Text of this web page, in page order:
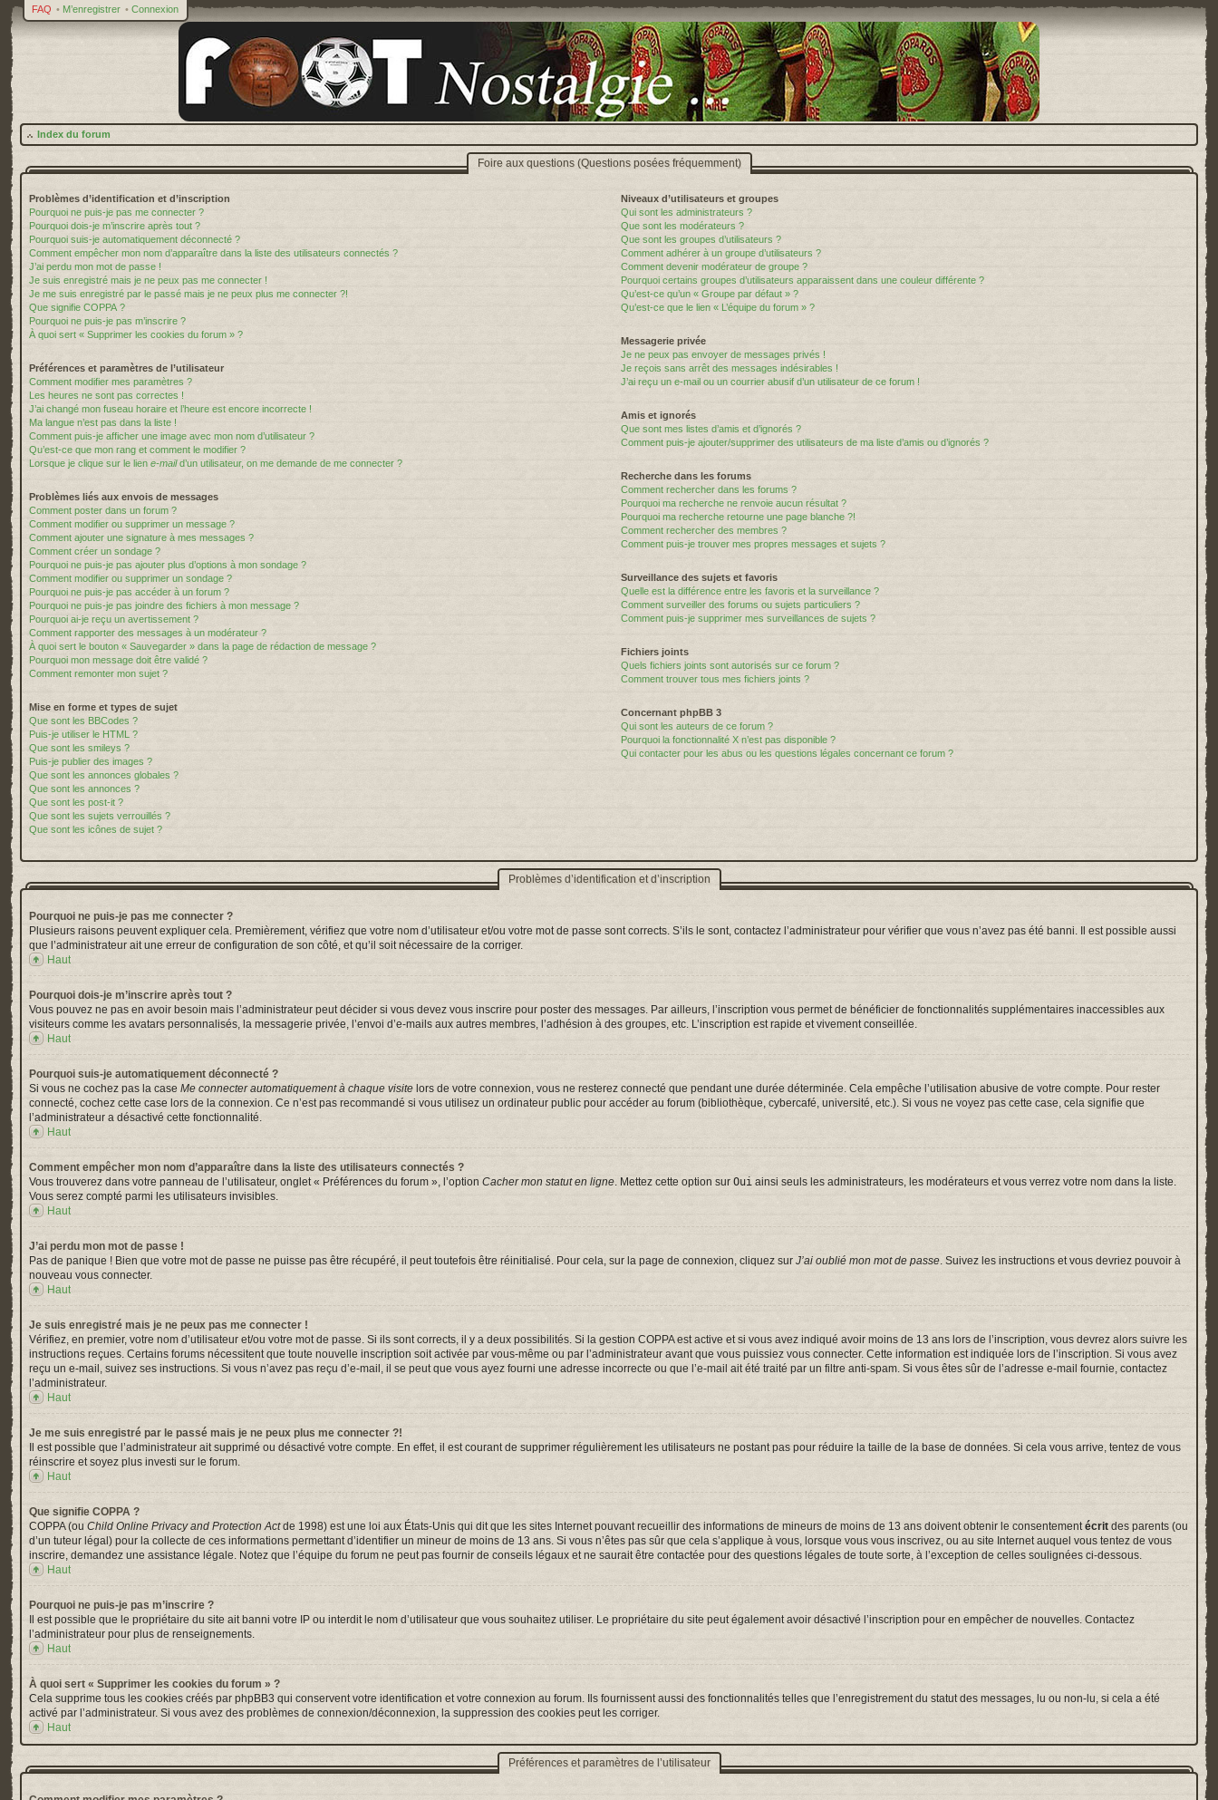
FAQ • M’enregistrer • Connexion
Index du forum
Foire aux questions (Questions posées fréquemment)
Problèmes d’identification et d’inscription
Pourquoi ne puis-je pas me connecter ?
Pourquoi dois-je m’inscrire après tout ?
Pourquoi suis-je automatiquement déconnecté ?
Comment empêcher mon nom d’apparaître dans la liste des utilisateurs connectés ?
J’ai perdu mon mot de passe !
Je suis enregistré mais je ne peux pas me connecter !
Je me suis enregistré par le passé mais je ne peux plus me connecter ?!
Que signifie COPPA ?
Pourquoi ne puis-je pas m’inscrire ?
À quoi sert « Supprimer les cookies du forum » ?
Préférences et paramètres de l’utilisateur
Comment modifier mes paramètres ?
Les heures ne sont pas correctes !
J’ai changé mon fuseau horaire et l’heure est encore incorrecte !
Ma langue n’est pas dans la liste !
Comment puis-je afficher une image avec mon nom d’utilisateur ?
Qu’est-ce que mon rang et comment le modifier ?
Lorsque je clique sur le lien e-maild’un utilisateur, on me demande de me connecter ?
Problèmes liés aux envois de messages
Comment poster dans un forum ?
Comment modifier ou supprimer un message ?
Comment ajouter une signature à mes messages ?
Comment créer un sondage ?
Pourquoi ne puis-je pas ajouter plus d’options à mon sondage ?
Comment modifier ou supprimer un sondage ?
Pourquoi ne puis-je pas accéder à un forum ?
Pourquoi ne puis-je pas joindre des fichiers à mon message ?
Pourquoi ai-je reçu un avertissement ?
Comment rapporter des messages à un modérateur ?
À quoi sert le bouton « Sauvegarder » dans la page de rédaction de message ?
Pourquoi mon message doit être validé ?
Comment remonter mon sujet ?
Mise en forme et types de sujet
Que sont les BBCodes ?
Puis-je utiliser le HTML ?
Que sont les smileys ?
Puis-je publier des images ?
Que sont les annonces globales ?
Que sont les annonces ?
Que sont les post-it ?
Que sont les sujets verrouillés ?
Que sont les icônes de sujet ?
Niveaux d’utilisateurs et groupes
Qui sont les administrateurs ?
Que sont les modérateurs ?
Que sont les groupes d’utilisateurs ?
Comment adhérer à un groupe d’utilisateurs ?
Comment devenir modérateur de groupe ?
Pourquoi certains groupes d’utilisateurs apparaissent dans une couleur différente ?
Qu’est-ce qu’un « Groupe par défaut » ?
Qu’est-ce que le lien « L’équipe du forum » ?
Messagerie privée
Je ne peux pas envoyer de messages privés !
Je reçois sans arrêt des messages indésirables !
J’ai reçu un e-mail ou un courrier abusif d’un utilisateur de ce forum !
Amis et ignorés
Que sont mes listes d’amis et d’ignorés ?
Comment puis-je ajouter/supprimer des utilisateurs de ma liste d’amis ou d’ignorés ?
Recherche dans les forums
Comment rechercher dans les forums ?
Pourquoi ma recherche ne renvoie aucun résultat ?
Pourquoi ma recherche retourne une page blanche ?!
Comment rechercher des membres ?
Comment puis-je trouver mes propres messages et sujets ?
Surveillance des sujets et favoris
Quelle est la différence entre les favoris et la surveillance ?
Comment surveiller des forums ou sujets particuliers ?
Comment puis-je supprimer mes surveillances de sujets ?
Fichiers joints
Quels fichiers joints sont autorisés sur ce forum ?
Comment trouver tous mes fichiers joints ?
Concernant phpBB 3
Qui sont les auteurs de ce forum ?
Pourquoi la fonctionnalité X n’est pas disponible ?
Qui contacter pour les abus ou les questions légales concernant ce forum ?
Problèmes d’identification et d’inscription
Pourquoi ne puis-je pas me connecter ?
Plusieurs raisons peuvent expliquer cela. Premièrement, vérifiez que votre nom d’utilisateur et/ou votre mot de passe sont corrects. S’ils le sont, contactez l’administrateur pour vérifier que vous n’avez pas été banni. Il est possible aussi
que l’administrateur ait une erreur de configuration de son côté, et qu’il soit nécessaire de la corriger.
Haut
Pourquoi dois-je m’inscrire après tout ?
Vous pouvez ne pas en avoir besoin mais l’administrateur peut décider si vous devez vous inscrire pour poster des messages. Par ailleurs, l’inscription vous permet de bénéficier de fonctionnalités supplémentaires inaccessibles aux
visiteurs comme les avatars personnalisés, la messagerie privée, l’envoi d’e-mails aux autres membres, l’adhésion à des groupes, etc. L’inscription est rapide et vivement conseillée.
Haut
Pourquoi suis-je automatiquement déconnecté ?
Si vous ne cochez pas la case Me connecter automatiquement à chaque visite lors de votre connexion, vous ne resterez connecté que pendant une durée déterminée. Cela empêche l’utilisation abusive de votre compte. Pour rester
connecté, cochez cette case lors de la connexion. Ce n’est pas recommandé si vous utilisez un ordinateur public pour accéder au forum (bibliothèque, cybercafé, université, etc.). Si vous ne voyez pas cette case, cela signifie que
l’administrateur a désactivé cette fonctionnalité.
Haut
Comment empêcher mon nom d’apparaître dans la liste des utilisateurs connectés ?
Vous trouverez dans votre panneau de l’utilisateur, onglet « Préférences du forum », l’option Cacher mon statut en ligne. Mettez cette option sur Oui ainsi seuls les administrateurs, les modérateurs et vous verrez votre nom dans la liste.
Vous serez compté parmi les utilisateurs invisibles.
Haut
J’ai perdu mon mot de passe !
Pas de panique ! Bien que votre mot de passe ne puisse pas être récupéré, il peut toutefois être réinitialisé. Pour cela, sur la page de connexion, cliquez sur J’ai oublié mon mot de passe. Suivez les instructions et vous devriez pouvoir à
nouveau vous connecter.
Haut
Je suis enregistré mais je ne peux pas me connecter !
Vérifiez, en premier, votre nom d’utilisateur et/ou votre mot de passe. Si ils sont corrects, il y a deux possibilités. Si la gestion COPPA est active et si vous avez indiqué avoir moins de 13 ans lors de l’inscription, vous devrez alors suivre les
instructions reçues. Certains forums nécessitent que toute nouvelle inscription soit activée par vous-même ou par l’administrateur avant que vous puissiez vous connecter. Cette information est indiquée lors de l’inscription. Si vous avez
reçu un e-mail, suivez ses instructions. Si vous n’avez pas reçu d’e-mail, il se peut que vous ayez fourni une adresse incorrecte ou que l’e-mail ait été traité par un filtre anti-spam. Si vous êtes sûr de l’adresse e-mail fournie, contactez
l’administrateur.
Haut
Je me suis enregistré par le passé mais je ne peux plus me connecter ?!
Il est possible que l’administrateur ait supprimé ou désactivé votre compte. En effet, il est courant de supprimer régulièrement les utilisateurs ne postant pas pour réduire la taille de la base de données. Si cela vous arrive, tentez de vous
réinscrire et soyez plus investi sur le forum.
Haut
Que signifie COPPA ?
COPPA (ou Child Online Privacy and Protection Actde 1998) est une loi aux États-Unis qui dit que les sites Internet pouvant recueillir des informations de mineurs de moins de 13 ans doivent obtenir le consentementécrit des parents (ou
d’un tuteur légal) pour la collecte de ces informations permettant d’identifier un mineur de moins de 13 ans. Si vous n’êtes pas sûr que cela s’applique à vous, lorsque vous vous inscrivez, ou au site Internet auquel vous tentez de vous
inscrire, demandez une assistance légale. Notez que l’équipe du forum ne peut pas fournir de conseils légaux et ne saurait être contactée pour des questions légales de toute sorte, à l’exception de celles soulignées ci-dessous.
Haut
Pourquoi ne puis-je pas m’inscrire ?
Il est possible que le propriétaire du site ait banni votre IP ou interdit le nom d’utilisateur que vous souhaitez utiliser. Le propriétaire du site peut également avoir désactivé l’inscription pour en empêcher de nouvelles. Contactez
l’administrateur pour plus de renseignements.
Haut
À quoi sert « Supprimer les cookies du forum » ?
Cela supprime tous les cookies créés par phpBB3 qui conservent votre identification et votre connexion au forum. Ils fournissent aussi des fonctionnalités telles que l’enregistrement du statut des messages, lu ou non-lu, si cela a été
activé par l’administrateur. Si vous avez des problèmes de connexion/déconnexion, la suppression des cookies peut les corriger.
Haut
Préférences et paramètres de l’utilisateur